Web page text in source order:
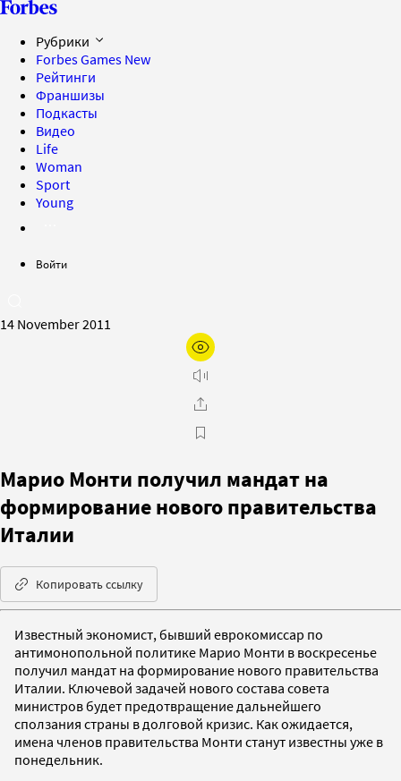
Рубрики
Forbes Games New
Рейтинги
Франшизы
Подкасты
Видео
Life
Woman
Sport
Young
Войти
14 November 2011
Марио Монти получил мандат на
формирование нового правительства
Италии
Копировать ссылку
Известный экономист, бывший еврокомиссар по
антимонопольной политике Марио Монти в воскресенье
получил мандат на формирование нового правительства
Италии. Ключевой задачей нового состава совета
министров будет предотвращение дальнейшего
сползания страны в долговой кризис. Как ожидается,
имена членов правительства Монти станут известны уже в
понедельник.